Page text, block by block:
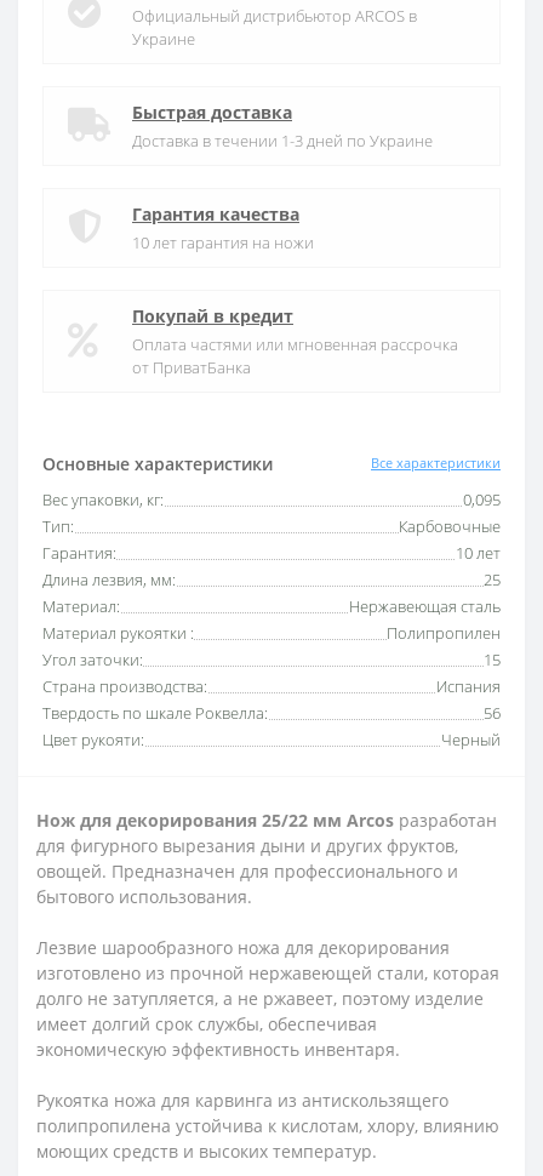
Основные характеристики Все характеристики
Вес упаковки, кг:
0,095
Тип:
Карбовочные
Гарантия:
10 лет
Длина лезвия, мм:
25
Материал:
Нержавеющая сталь
Материал рукоятки :
Полипропилен
Угол заточки:
15
Страна производства:
Испания
Твердость по шкале Роквелла:
56
Цвет рукояти:
Черный
Официальный дистрибьютор ARCOS в
Украине
Быстрая доставка
Доставка в течении 1-3 дней по Украине
Гарантия качества
10 лет гарантия на ножи
Покупай в кредит
Оплата частями или мгновенная рассрочка
от ПриватБанка
Нож для декорирования 25/22 мм Arcos разработан
для фигурного вырезания дыни и других фруктов,
овощей. Предназначен для профессионального и
бытового использования.
Лезвие шарообразного ножа для декорирования
изготовлено из прочной нержавеющей стали, которая
долго не затупляется, а не ржавеет, поэтому изделие
имеет долгий срок службы, обеспечивая
экономическую эффективность инвентаря.
Рукоятка ножа для карвинга из антискользящего
полипропилена устойчива к кислотам, хлору, влиянию
моющих средств и высоких температур.